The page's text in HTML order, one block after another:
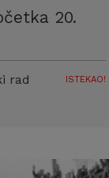
20.
rad
ISTEKAO!